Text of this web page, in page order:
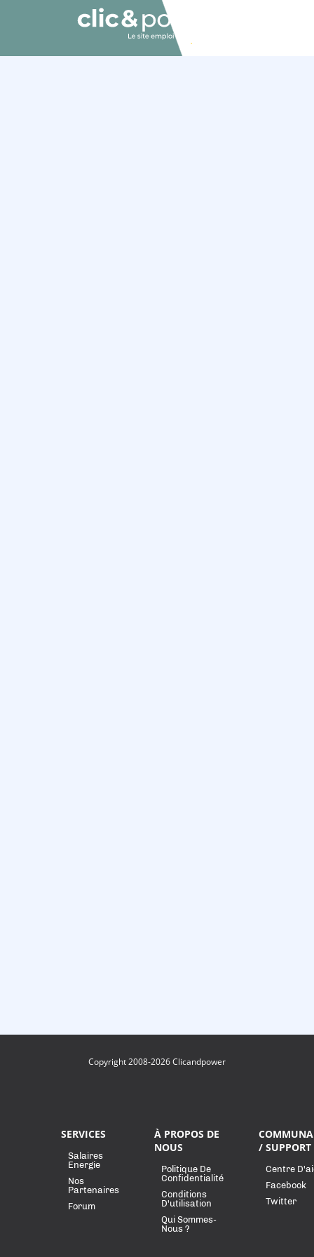
Copyright 2008-2026 Clicandpower
SERVICES
Salaires
Energie
Nos
Partenaires
Forum
À PROPOS DE
NOUS
Politique De
Confidentialité
Conditions
D'utilisation
Qui Sommes-
Nous ?
/ SUPPORT
Centre
Facebook
Twitter